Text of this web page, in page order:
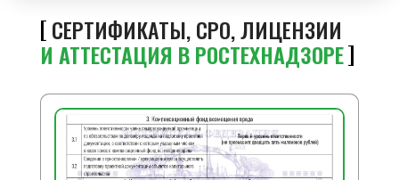
СЕРТИФИКАТЫ, СРО, ЛИЦЕНЗИИ
И АТТЕСТАЦИЯ В РОСТЕХНАДЗОРЕ